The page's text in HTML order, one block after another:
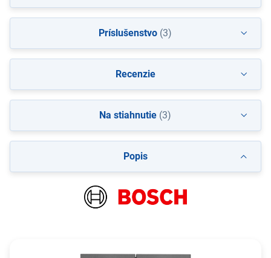
Popis
Príslušenstvo (3)
Recenzie
Na stiahnutie (3)